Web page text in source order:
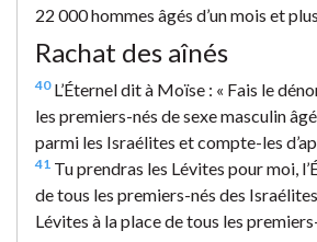
22 000 hommes âgés d’un mois et plus.
Rachat des aînés
40L’Éternel dit à Moïse : « Fais le
les premiers-nés de sexe masculin
parmi les Israélites et compte-les
41 Tu prendras les Lévites pour moi,
de tous les premiers-nés des
Lévites à la place de tous les